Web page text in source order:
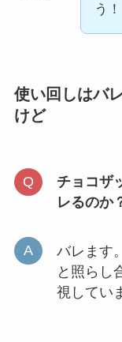
う！
使い回しはバ
けど
チョコザ
レるのか
バレます
と照らし
視してい